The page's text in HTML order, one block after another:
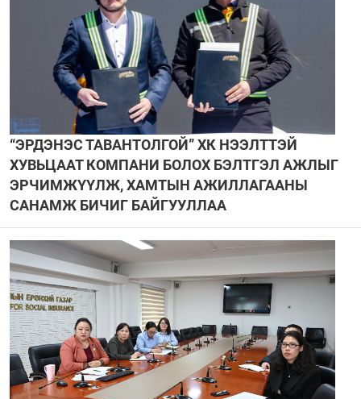
“ЭРДЭНЭС ТАВАНТОЛГОЙ” ХК НЭЭЛТТЭЙ
ХУВЬЦААТ КОМПАНИ БОЛОХ БЭЛТГЭЛ АЖЛЫГ
ЭРЧИМЖҮҮЛЖ, ХАМТЫН АЖИЛЛАГААНЫ
САНАМЖ БИЧИГ БАЙГУУЛЛАА